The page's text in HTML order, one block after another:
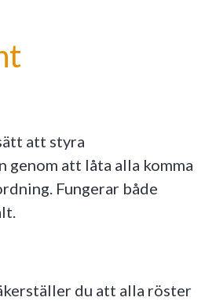
att styra
genom att låta alla komma
Fungerar både
du att alla röster